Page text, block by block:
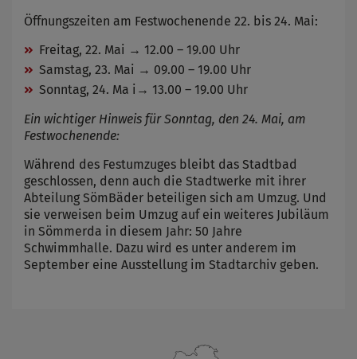
Öffnungszeiten am Festwochenende 22. bis 24. Mai:
Freitag, 22. Mai → 12.00 – 19.00 Uhr
Samstag, 23. Mai → 09.00 – 19.00 Uhr
Sonntag, 24. Ma i→ 13.00 – 19.00 Uhr
Ein wichtiger Hinweis für Sonntag, den 24. Mai, am
Festwochenende:
Während des Festumzuges bleibt das Stadtbad
geschlossen, denn auch die Stadtwerke mit ihrer
Abteilung SömBäder beteiligen sich am Umzug. Und
sie verweisen beim Umzug auf ein weiteres Jubiläum
in Sömmerda in diesem Jahr: 50 Jahre
Schwimmhalle. Dazu wird es unter anderem im
September eine Ausstellung im Stadtarchiv geben.
OpenWeatherAPI gesetzt werden
Cookie Name
Cookie Laufzeit